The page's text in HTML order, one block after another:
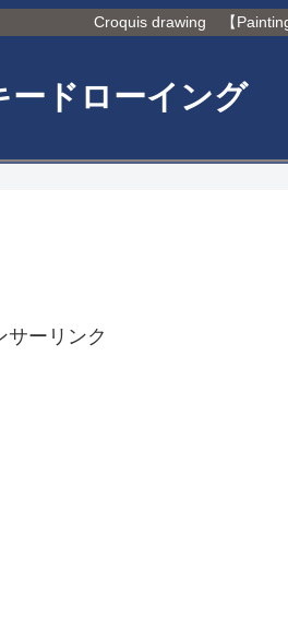
Croquis drawing 【Painting
ードローイング
サーリンク